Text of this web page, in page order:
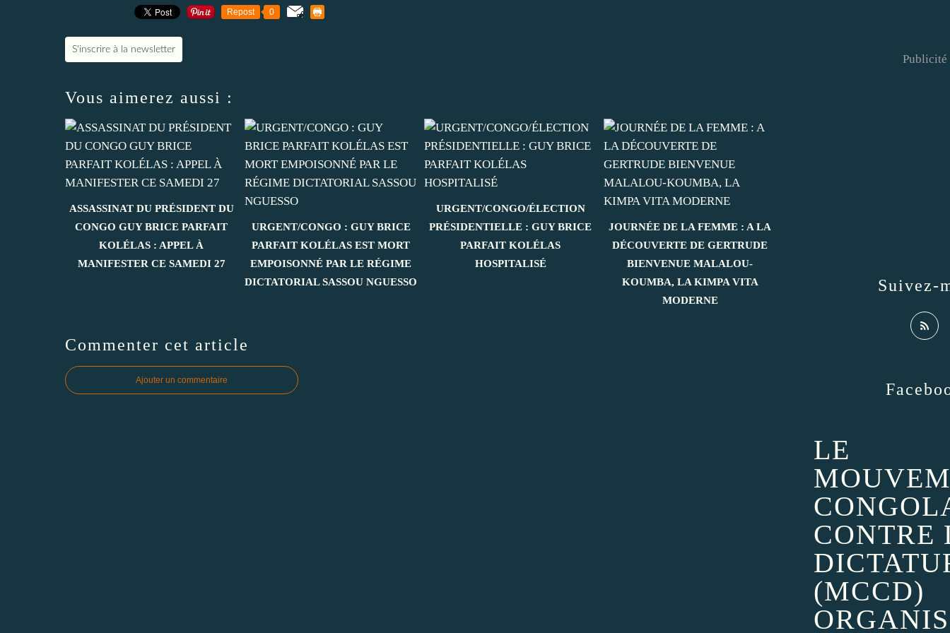
Repost 0
S'inscrire à la newsletter
Vous aimerez aussi :
ASSASSINAT DU PRÉSIDENT DU
CONGO GUY BRICE PARFAIT
KOLÉLAS : APPEL À
MANIFESTER CE SAMEDI 27
URGENT/CONGO : GUY BRICE
PARFAIT KOLÉLAS EST MORT
EMPOISONNÉ PAR LE RÉGIME
DICTATORIAL SASSOU NGUESSO
URGENT/CONGO/ÉLECTION
PRÉSIDENTIELLE : GUY BRICE
PARFAIT KOLÉLAS
HOSPITALISÉ
JOURNÉE DE LA FEMME : A LA
DÉCOUVERTE DE GERTRUDE
BIENVENUE MALALOU-
KOUMBA, LA KIMPA VITA
MODERNE
Commenter cet article
Ajouter un commentaire
Suivez-
LE
CONTRE
(MCCD)
Publicité